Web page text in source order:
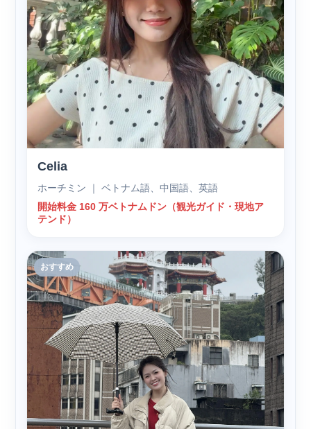
Celia
ホーチミン ｜ ベトナム語、中国語、英語
開始料金 160 万ベトナムドン（観光ガイド・現地ア
テンド）
おすすめ